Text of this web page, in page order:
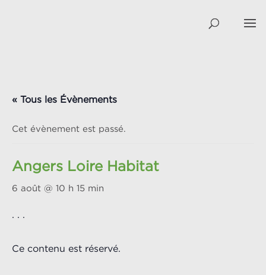
« Tous les Évènements
Cet évènement est passé.
Angers Loire Habitat
6 août @ 10 h 15 min
. . .
Ce contenu est réservé.